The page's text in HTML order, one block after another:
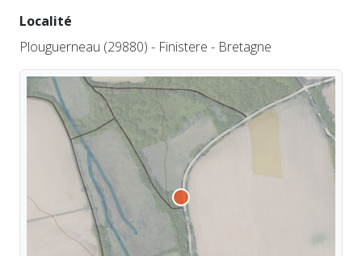
Localité
Plouguerneau (29880) - Finistere - Bretagne